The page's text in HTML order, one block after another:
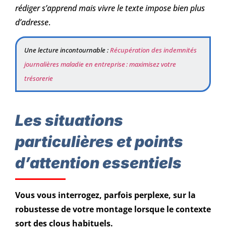
rédiger s’apprend mais vivre le texte impose bien plus
d’adresse.
Une lecture incontournable :Récupération des indemnités
journalières maladie en entreprise : maximisez votre
trésorerie
Les situations
particulières et points
d’attention essentiels
Vous vous interrogez, parfois perplexe, sur la
robustesse de votre montage lorsque le contexte
sort des clous habituels.